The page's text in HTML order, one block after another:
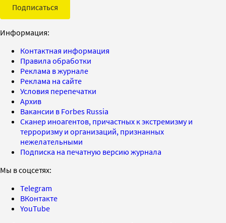
Подписаться
Информация:
Контактная информация
Правила обработки
Реклама в журнале
Реклама на сайте
Условия перепечатки
Архив
Вакансии в Forbes Russia
Сканер иноагентов, причастных к экстремизму и
терроризму и организаций, признанных
нежелательными
Подписка на печатную версию журнала
Мы в соцсетях:
Telegram
ВКонтакте
YouTube